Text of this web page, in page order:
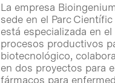
La empresa
sede en el Parc
está especializada en
procesos productivos
biotecnológico,
en dos proyectos para
fármacos para